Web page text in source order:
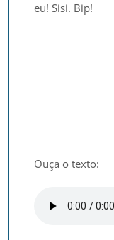
eu! Sisi. Bip!
Ouça o texto: